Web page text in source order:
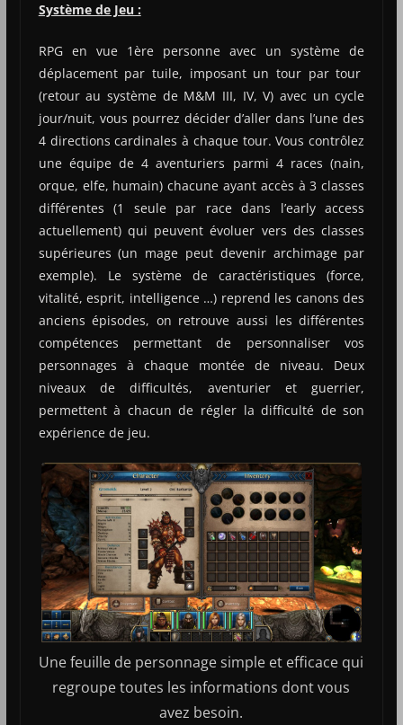
Système de Jeu :
RPG en vue 1ère personne avec un système de
déplacement par tuile, imposant un tour par tour
(retour au système de M&M III, IV, V) avec un cycle
jour/nuit, vous pourrez décider d’aller dans l’une des
4 directions cardinales à chaque tour. Vous contrôlez
une équipe de 4 aventuriers parmi 4 races (nain,
orque, elfe, humain) chacune ayant accès à 3 classes
différentes (1 seule par race dans l’early access
actuellement) qui peuvent évoluer vers des classes
supérieures (un mage peut devenir archimage par
exemple). Le système de caractéristiques (force,
vitalité, esprit, intelligence …) reprend les canons des
anciens épisodes, on retrouve aussi les différentes
compétences permettant de personnaliser vos
personnages à chaque montée de niveau. Deux
niveaux de difficultés, aventurier et guerrier,
permettent à chacun de régler la difficulté de son
expérience de jeu.
Une feuille de personnage simple et efficace qui
regroupe toutes les informations dont vous
avez besoin.